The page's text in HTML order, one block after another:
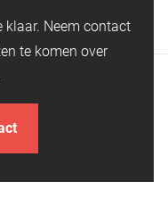
klaar. Neem contact
te komen over